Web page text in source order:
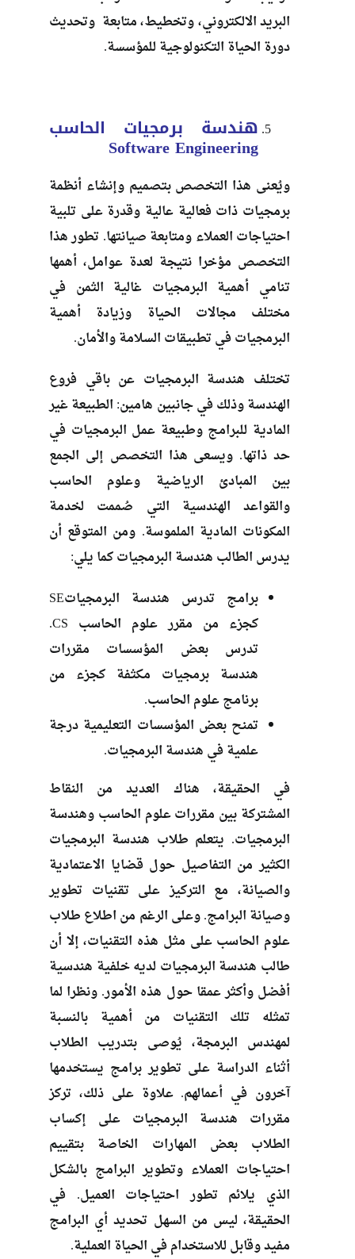
البريد الالكتروني، وتخطيط، متابعة وتحديث
دورة الحياة التكنولوجية للمؤسسة.
هندسة برمجيات الحاسب
Software Engineering
ويُعنى هذا التخصص بتصميم وإنشاء أنظمة
برمجيات ذات فعالية عالية وقدرة على تلبية
احتياجات العملاء ومتابعة صيانتها. تطور هذا
التخصص مؤخرا نتيجة لعدة عوامل، أهمها
تنامي أهمية البرمجيات غالية الثمن في
مختلف مجالات الحياة وزيادة أهمية
البرمجيات في تطبيقات السلامة والأمان.
تختلف هندسة البرمجيات عن باقي فروع
الهندسة وذلك في جانبين هامين: الطبيعة غير
المادية للبرامج وطبيعة عمل البرمجيات في
حد ذاتها. ويسعى هذا التخصص إلى الجمع
بين المبادئ الرياضية وعلوم الحاسب
والقواعد الهندسية التي صُممت لخدمة
المكونات المادية الملموسة. ومن المتوقع أن
يدرس الطالب هندسة البرمجيات كما يلي:
برامج تدرس هندسة البرمجياتSE
كجزء من مقرر علوم الحاسب CS.
تدرس بعض المؤسسات مقررات
هندسة برمجيات مكثفة كجزء من
برنامج علوم الحاسب.
تمنح بعض المؤسسات التعليمية درجة
علمية في هندسة البرمجيات.
في الحقيقة، هناك العديد من النقاط
المشتركة بين مقررات علوم الحاسب وهندسة
البرمجيات. يتعلم طلاب هندسة البرمجيات
الكثير من التفاصيل حول قضايا الاعتمادية
والصيانة، مع التركيز على تقنيات تطوير
وصيانة البرامج. وعلى الرغم من اطلاع طلاب
علوم الحاسب على مثل هذه التقنيات، إلا أن
طالب هندسة البرمجيات لديه خلفية هندسية
أفضل وأكثر عمقا حول هذه الأمور. ونظرا لما
تمثله تلك التقنيات من أهمية بالنسبة
لمهندس البرمجة، يُوصى بتدريب الطلاب
أثناء الدراسة على تطوير برامج يستخدمها
آخرون في أعمالهم. علاوة على ذلك، تركز
مقررات هندسة البرمجيات على إكساب
الطلاب بعض المهارات الخاصة بتقييم
احتياجات العملاء وتطوير البرامج بالشكل
الذي يلائم تطور احتياجات العميل. في
الحقيقة، ليس من السهل تحديد أي البرامج
مفيد وقابل للاستخدام في الحياة العملية.